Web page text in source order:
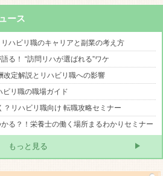
ース
ハビリ職のキャリアと副業の考え方
る！ “訪問リハが選ばれる”ワケ
改定解説とリハビリ職への影響
ビリ職の職場ガイド
？リハビリ職向け 転職攻略セミナー
る？！栄養士の働く場所まるわかりセミナー
もっと見る